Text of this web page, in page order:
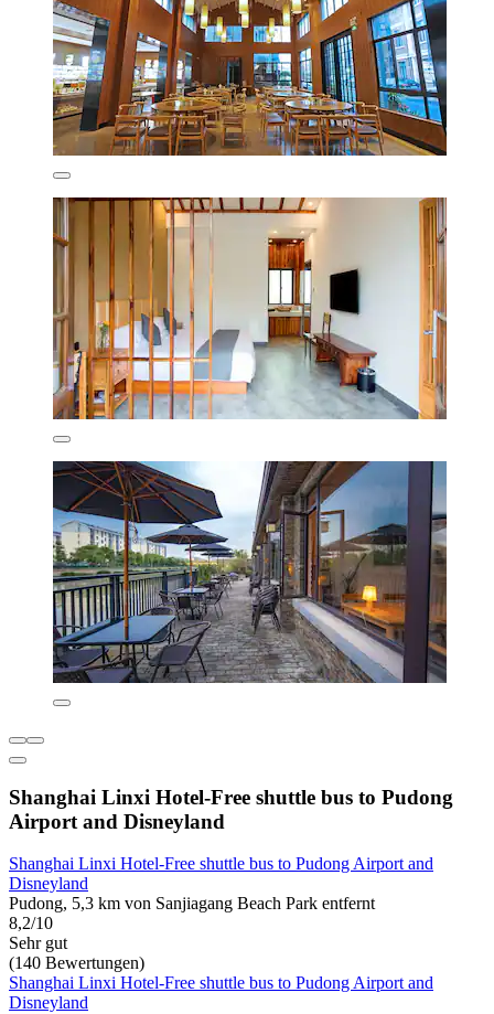
Shanghai Linxi Hotel-Free shuttle bus to Pudong
Airport and Disneyland
Shanghai Linxi Hotel-Free shuttle bus to Pudong Airport and
Disneyland
Pudong, 5,3 km von Sanjiagang Beach Park entfernt
8,2/10
Sehr gut
(140 Bewertungen)
Shanghai Linxi Hotel-Free shuttle bus to Pudong Airport and
Disneyland